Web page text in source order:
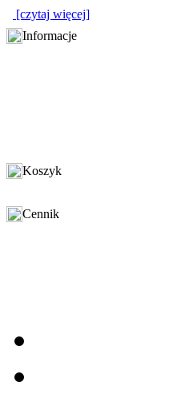
[czytaj więcej]
Informacje
Koszyk
Cennik